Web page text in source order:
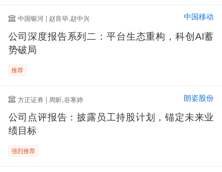
中国银河 | 赵良毕,赵中兴 中国移动
公司深度报告系列二：平台生态重构，科创AI蓄
势破局
推荐
方正证券 | 周昕,谷寒婷 朗姿股份
公司点评报告：披露员工持股计划，锚定未来业
绩目标
强烈推荐